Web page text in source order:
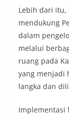
agar
akan
Lebih dari itu,
mendukung
dalam
melalui
ruang pada
yang menjadi
langka dan
Implementasi